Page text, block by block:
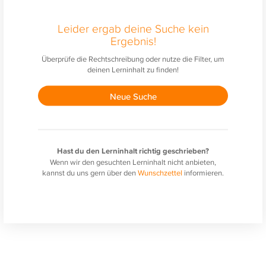
Leider ergab deine Suche kein
Ergebnis!
Überprüfe die Rechtschreibung oder nutze die Filter, um
deinen Lerninhalt zu finden!
Neue Suche
Hast du den Lerninhalt richtig geschrieben?
Wenn wir den gesuchten Lerninhalt nicht anbieten,
kannst du uns gern über denWunschzettel informieren.